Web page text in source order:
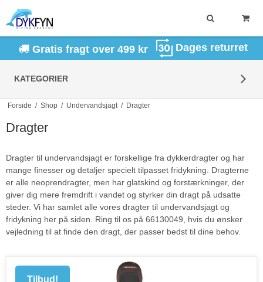
Gratis fragt over 499 kr Dages returret
KATEGORIER
Forside / Shop / Undervandsjagt / Dragter
Dragter
Dragter til undervandsjagt er forskellige fra dykkerdragter og har
mange finesser og detaljer specielt tilpasset fridykning. Dragterne
er alle neoprendragter, men har glatskind og forstærkninger, der
giver dig mere fremdrift i vandet og styrker din dragt på udsatte
steder. Vi har samlet alle vores dragter til undervandsjagt og
fridykning her på siden. Ring til os på 66130049, hvis du ønsker
vejledning til at finde den dragt, der passer bedst til dine behov.
Tilbud!